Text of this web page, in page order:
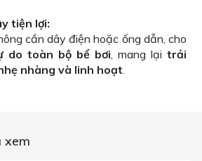
tiện lợi:
cần dây điện hoặc ống dẫn, cho
do toàn bộ bể bơi , mang lại trải
nhàng và linh hoạt
xem